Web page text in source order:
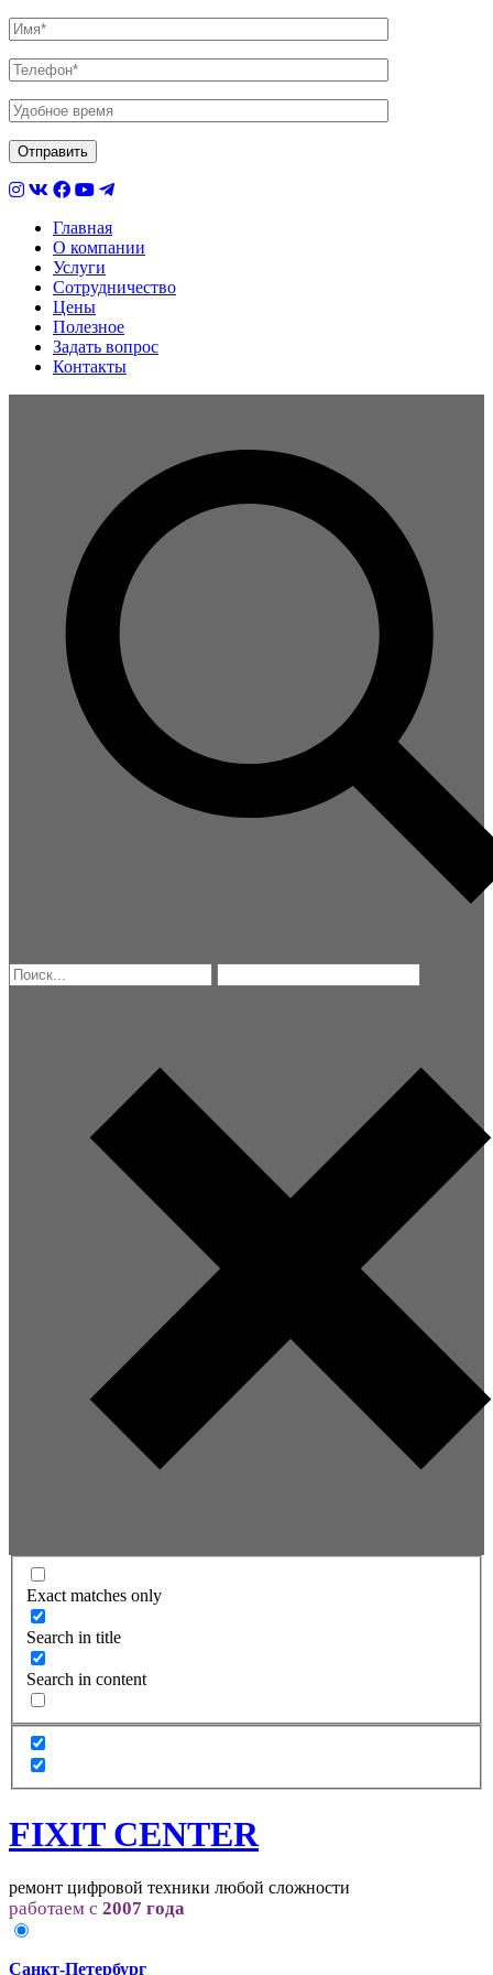
Главная
О компании
Услуги
Сотрудничество
Цены
Полезное
Задать вопрос
Контакты
Exact matches only
Search in title
Search in content
FIXIT CENTER
ремонт цифровой техники любой сложности
работаем с 2007 года
Санкт-Петербург